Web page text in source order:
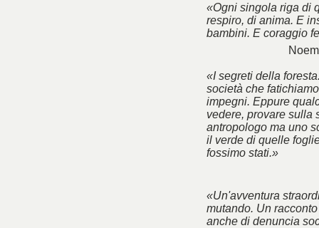
«Ogni singola riga di
respiro, di anima. E
bambini. E coraggio
«I segreti della
società che
impegni. Eppure
vedere, provare sulla
antropologo ma uno
il verde di quelle
fossimo stati.»
«Un'avventura
mutando. Un
anche di denuncia